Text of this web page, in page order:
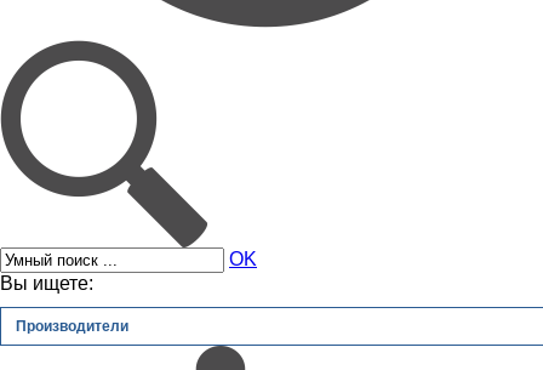
OK
Вы ищете:
Производители